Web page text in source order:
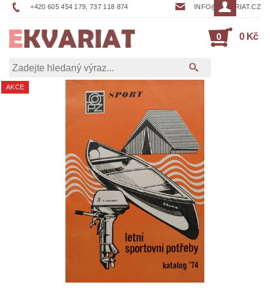
+420 605 454 179, 737 118 874 INFO@EKVARIAT.CZ
0 0 Kč
AKCE